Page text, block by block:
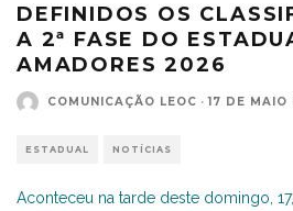
DEFINIDOS OS
A 2ª FASE DO
AMADORES 2026
COMUNICAÇÃO LEOC · 17 DE
ESTADUAL NOTÍCIAS
Aconteceu na tarde deste domingo,